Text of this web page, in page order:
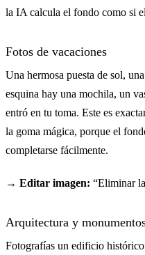
la IA calcula el fondo como si
Fotos de vacaciones
Una hermosa puesta de sol,
esquina hay una mochila, un
entró en tu toma. Este es
la goma mágica, porque el
completarse fácilmente.
→ Editar imagen: “Eliminar
Arquitectura y
Fotografías un edificio